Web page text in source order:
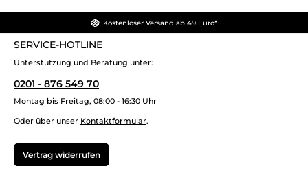
Kostenloser Versand ab 49 Euro*
SERVICE-HOTLINE
Unterstützung und Beratung unter:
0201 - 876 549 70
Montag bis Freitag, 08:00 - 16:30 Uhr
Oder über unser Kontaktformular.
Vertrag widerrufen